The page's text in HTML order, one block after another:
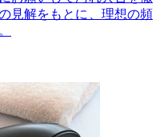
見解をもとに、理想の頻